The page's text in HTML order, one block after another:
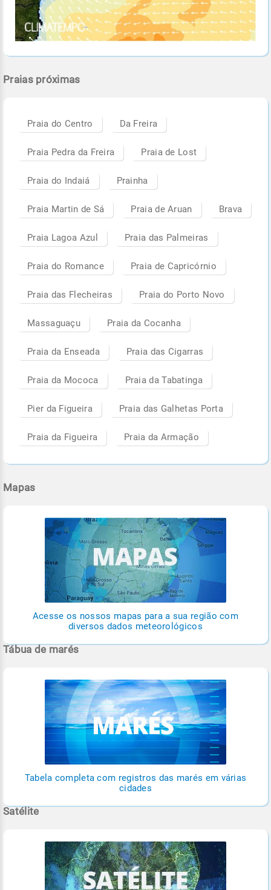
Praias próximas
Praia do Centro Da Freira
Praia Pedra da Freira Praia de Lost
Praia do Indaiá Prainha
Praia Martin de Sá Praia de Aruan Brava
Praia Lagoa Azul Praia das Palmeiras
Praia do Romance Praia de Capricórnio
Praia das Flecheiras Praia do Porto Novo
Massaguaçu Praia da Cocanha
Praia da Enseada Praia das Cigarras
Praia da Mococa Praia da Tabatinga
Pier da Figueira Praia das Galhetas Porta
Praia da Figueira Praia da Armação
Mapas
Acesse os nossos mapas para a sua região com
diversos dados meteorológicos
Tábua de marés
Tabela completa com registros das marés em várias
cidades
Satélite